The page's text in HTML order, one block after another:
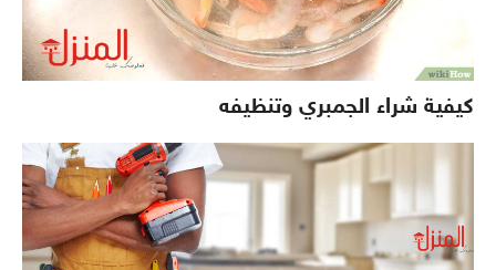
كيفية شراء الجمبري وتنظيفه